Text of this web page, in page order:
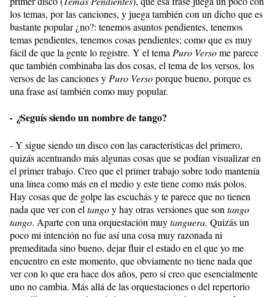
los temas, por las canciones, y juega también con un dicho que es
bastante popular ¿no?: tenemos asuntos pendientes, tenemos
temas pendientes, tenemos cosas pendientes; como que es muy
fácil de que la gente lo registre. Y el temaPuro Versome parece
que también combinaba las dos cosas, el tema de los versos, los
versos de las canciones yPuro Versoporque bueno, porque es
una frase así también como muy popular.
- ¿Seguís siendo un nombre de tango?
- Y sigue siendo un disco con las características del primero,
quizás acentuando más algunas cosas que se podían visualizar en
el primer trabajo. Creo que el primer trabajo sobre todo mantenía
una línea como más en el medio y este tiene como más polos.
Hay cosas que de golpe las escuchás y te parece que no tienen
nada que ver con eltangoy hay otras versiones que sontango
tango. Aparte con una orquestación muytanguera. Quizás un
poco mi intención no fue así una cosa muy razonada ni
premeditada sino bueno, dejar fluir el estado en el que yo me
encuentro en este momento, que obviamente no tiene nada que
ver con lo que era hace dos años, pero sí creo que esencialmente
uno no cambia. Más allá de las orquestaciones o del repertorio